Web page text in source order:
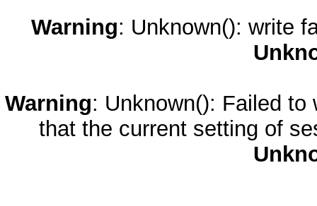
Warning: Unknown(): write
Warning: Unknown(): Failed
that the current setting of